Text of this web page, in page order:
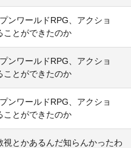
ンワールドRPG、アクショ
ことができたのか
ンワールドRPG、アクショ
ことができたのか
ンワールドRPG、アクショ
ことができたのか
視とかあるんだ知らんかったわ